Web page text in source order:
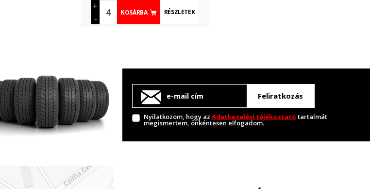
+
-
KOSÁRBA RÉSZLETEK
Feliratkozás
Nyilatkozom, hogy az Adatkezelési tájékoztató tartalmát
megismertem, önkéntesen elfogadom.